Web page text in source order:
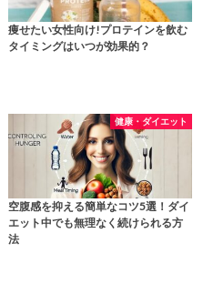
痩せたい女性向け!プロテインを飲む
タイミングはいつが効果的？
健康・ダイエット
空腹感を抑える簡単なコツ5選！ダイ
エット中でも無理なく続けられる方
法